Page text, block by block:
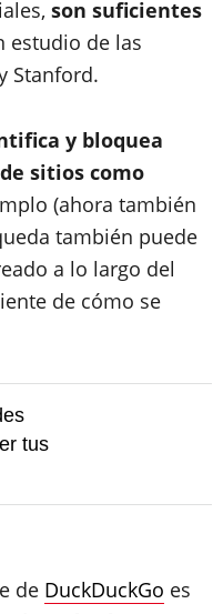
son suficientes
estudio de las
Stanford.
y bloquea
sitios como
(ahora también
también puede
a lo largo del
de cómo se
tus
de DuckDuckGo es